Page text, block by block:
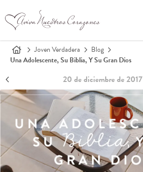
Joven Verdadera
Blog
Una Adolescente, Su Biblia, Y Su Gran Dios
20 de diciembre de 2017